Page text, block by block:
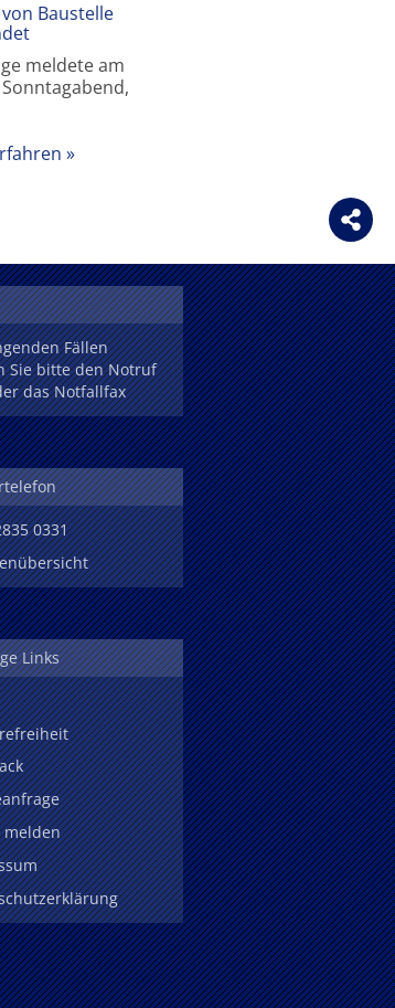
Baustelle
meldete am
Fällen
Sie bitte den Notruf
das Notfallfax
0331
Links
melden